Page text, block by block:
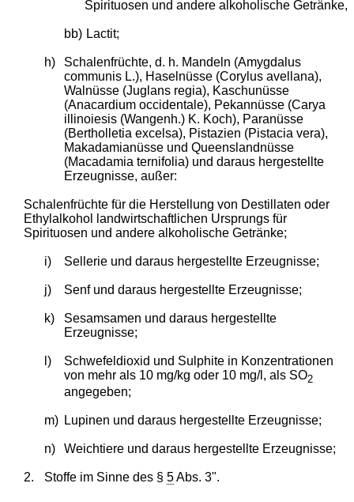
Spirituosen und andere alkoholische Getränke,
bb) Lactit;
h)
Schalenfrüchte, d. h. Mandeln (Amygdalus
communis L.), Haselnüsse (Corylus avellana),
Walnüsse (Juglans regia), Kaschunüsse
(Anacardium occidentale), Pekannüsse (Carya
illinoiesis (Wangenh.) K. Koch), Paranüsse
(Bertholletia excelsa), Pistazien (Pistacia vera),
Makadamianüsse und Queenslandnüsse
(Macadamia ternifolia) und daraus hergestellte
Erzeugnisse, außer:
Schalenfrüchte für die Herstellung von Destillaten oder
Ethylalkohol landwirtschaftlichen Ursprungs für
Spirituosen und andere alkoholische Getränke;
i) Sellerie und daraus hergestellte Erzeugnisse;
j) Senf und daraus hergestellte Erzeugnisse;
k)
Sesamsamen und daraus hergestellte
Erzeugnisse;
l)
Schwefeldioxid und Sulphite in Konzentrationen
von mehr als 10 mg/kg oder 10 mg/l, als SO2
angegeben;
m) Lupinen und daraus hergestellte Erzeugnisse;
n) Weichtiere und daraus hergestellte Erzeugnisse;
2. Stoffe im Sinne des § 5Abs. 3".